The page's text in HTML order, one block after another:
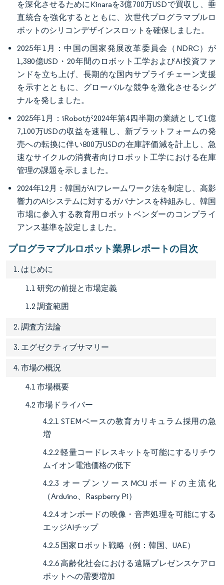
を深化させるためにKinaraを3億700万USDで買収し、垂
直統合を強化するとともに、次世代プログラマブルロ
ボットのシリコンデザインスロットを確保しました。
2025年1月：中国の国家発展改革委員会（NDRC）が
1,380億USD・20年間のロボット工学およびAI投資ファ
ンドを立ち上げ、長期的な国内サプライチェーン支援
を示すとともに、グローバルな競争を激化させるシグ
ナルを発しました。
2025年1月：iRobotが2024年第4四半期の業績として1億
7,100万USDの収益を速報し、新プラットフォームの発
売への転換に伴い800万USDの在庫評価減を計上し、急
速なサイクルの消費者向けロボット工学における在庫
管理の課題を示しました。
2024年12月：韓国がAIフレームワーク法を制定し、高影
響力のAIシステムに対するガバナンスを枠組みし、韓国
市場に参入する教育用ロボットベンダーのコンプライ
アンス基準を設定しました。
プログラマブルロボット業界レポートの目次
1. はじめに
1.1 研究の前提と市場定義
1.2 調査範囲
2. 調査方法論
3. エグゼクティブサマリー
4. 市場の概況
4.1 市場概要
4.2 市場ドライバー
4.2.1 STEMベースの教育カリキュラム採用の急
増
4.2.2 軽量コードレスキットを可能にするリチウ
ムイオン電池価格の低下
4.2.3 オープンソースMCUボードの主流化
（Arduino、Raspberry Pi）
4.2.4 オンボードの映像・音声処理を可能にする
エッジAIチップ
4.2.5 国家ロボット戦略（例：韓国、UAE）
4.2.6 高齢化社会における遠隔プレゼンスケアロ
ボットへの需要増加